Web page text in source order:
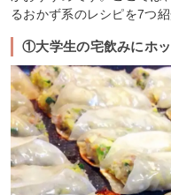
るおかず系のレシピを7つ紹
①大学生の宅飲みにホ